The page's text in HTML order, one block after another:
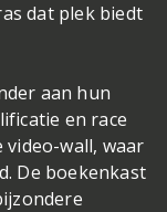
dat plek biedt
aan hun
en race
wall, waar
De boekenkast